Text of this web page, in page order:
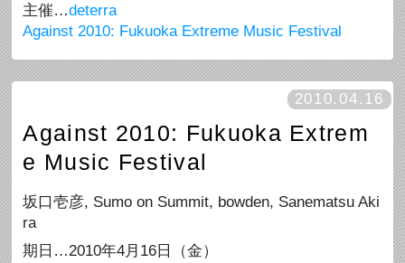
主催…deterra
Against 2010: Fukuoka Extreme Music Festival
2010.04.16
Against 2010: Fukuoka Extrem
e Music Festival
坂口壱彦, Sumo on Summit, bowden, Sanematsu Aki
ra
期日…2010年4月16日（金）